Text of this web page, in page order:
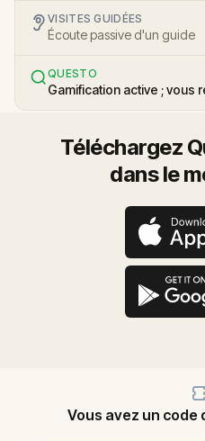
VISITES GUIDÉES
Écoute passive d'un guide
QUESTO
Gamification active ; vous
Téléchargez
dans le
Vous avez un code